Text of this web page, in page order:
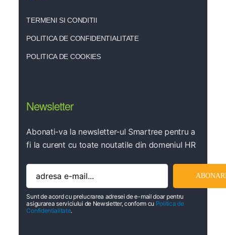
TERMENI SI CONDITII
POLITICA DE CONFIDENTIALITATE
POLITICA DE COOKIES
Newsletter
Abonati-va la newsletter-ul Smartree pentru a
fi la curent cu toate noutatile din domeniul HR
Sunt de acord cu prelucrarea adresei de e-mail doar pentru
asigurarea serviciului de Newsletter, conform cu Politica de
Confidentialitate.